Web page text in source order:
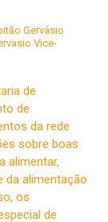
Gervásio
Vice-